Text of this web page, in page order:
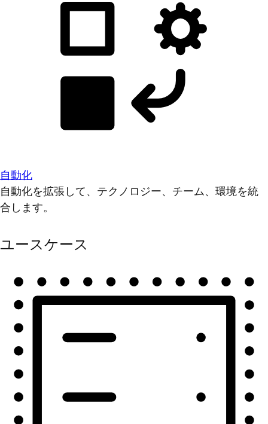
自動化
自動化を拡張して、テクノロジー、チーム、環境を統
合します。
ユースケース